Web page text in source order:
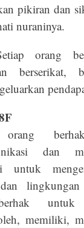
pikiran dan
nuraninya.
orang
berserikat,
orang
dan
untuk
lingkungan
untuk
memiliki,